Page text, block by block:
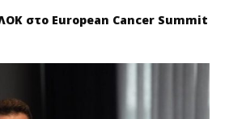
στο European Cancer Summit